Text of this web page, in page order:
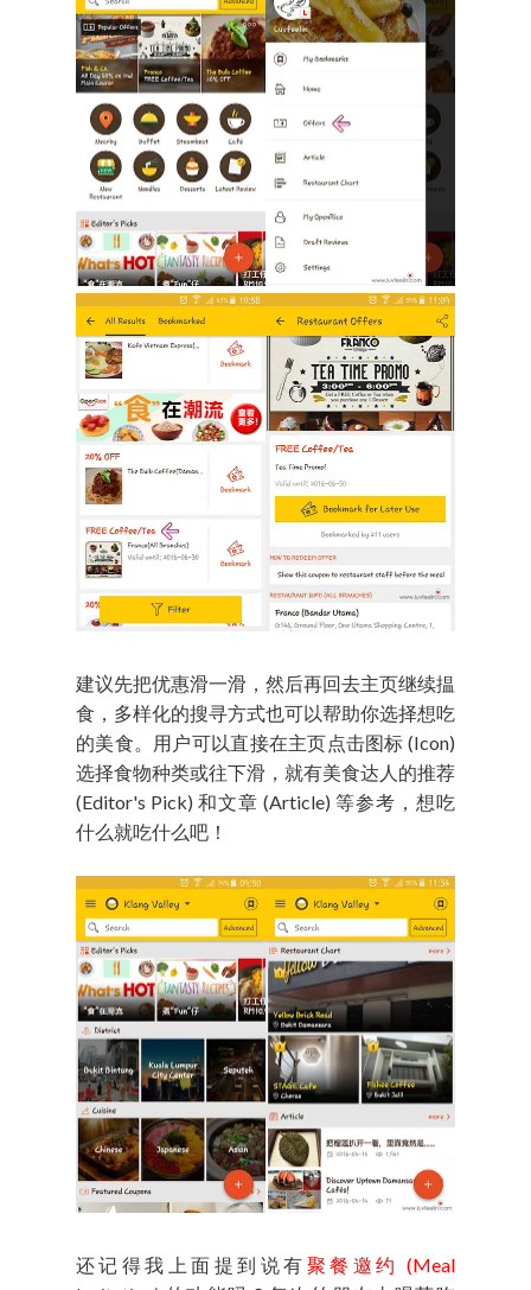
建议先把优惠滑一滑，然后再回去主页继续揾
食，多样化的搜寻方式也可以帮助你选择想吃
的美食。用户可以直接在主页点击图标 (Icon)
选择食物种类或往下滑，就有美食达人的推荐
(Editor's Pick) 和文章 (Article) 等参考，想吃
什么就吃什么吧！
还记得我上面提到说有 聚餐邀约 (Meal